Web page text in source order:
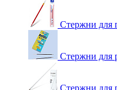
Стержни для
Стержни для
Стержни для